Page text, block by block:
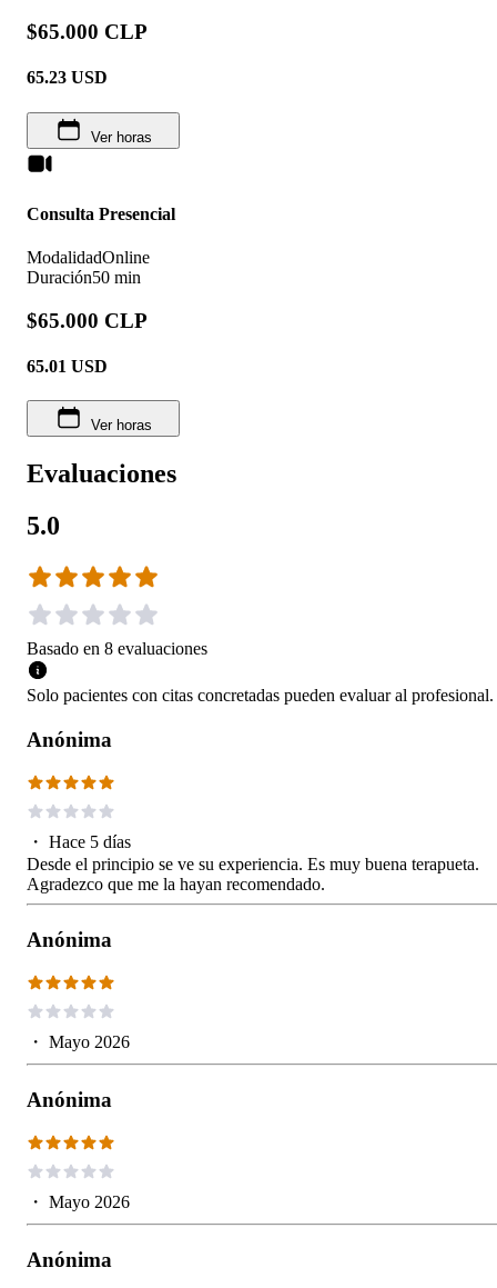
$65.000 CLP
65.23 USD
Ver horas
Consulta Presencial
ModalidadOnline
Duración50 min
$65.000 CLP
65.01 USD
Ver horas
Evaluaciones
5.0
Basado en 8 evaluaciones
Solo pacientes con citas concretadas pueden evaluar al profesional.
Anónima
・ Hace 5 días
Desde el principio se ve su experiencia. Es muy buena terapueta.
Agradezco que me la hayan recomendado.
Anónima
・ Mayo 2026
Anónima
・ Mayo 2026
Anónima